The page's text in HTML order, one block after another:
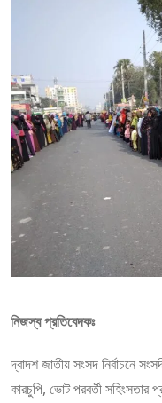
নিজস্ব প্রতিবেদকঃ
দ্বাদশ জাতীয় সংসদ নির্বাচনে
কারচুপি, ভোট পরবর্তী সহিংসতার